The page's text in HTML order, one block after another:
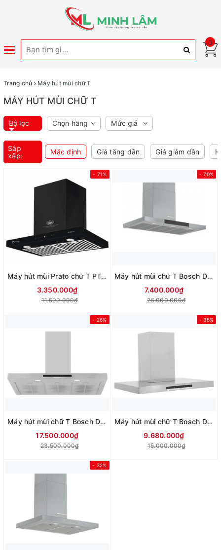
Toggle
0
Trang chủ Máy hút mùi chữ T
MÁY HÚT MÙI CHỮ T
Bộ lọc Chọn hãng Mức giá
Sắp
xếp:
Mặc định Giá tăng dần Giá giảm dần
- 71%
Máy hút mùi Prato chữ T PT-368.H2
3.350.000₫
11.500.000₫
- 70%
Máy hút mùi chữ T Bosch DWB98JQ50B seri 4
7.400.000₫
25.000.000₫
- 26%
Máy hút mùi chữ T Bosch DWB97DM50 seri 4
17.500.000₫
23.500.000₫
- 35%
Máy hút mùi chữ T Bosch DWB77IM50 seri 4
9.680.000₫
15.000.000₫
- 32%